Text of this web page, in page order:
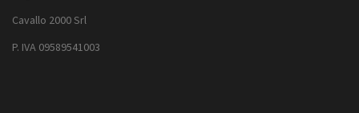
Cavallo 2000 Srl
P. IVA 09589541003